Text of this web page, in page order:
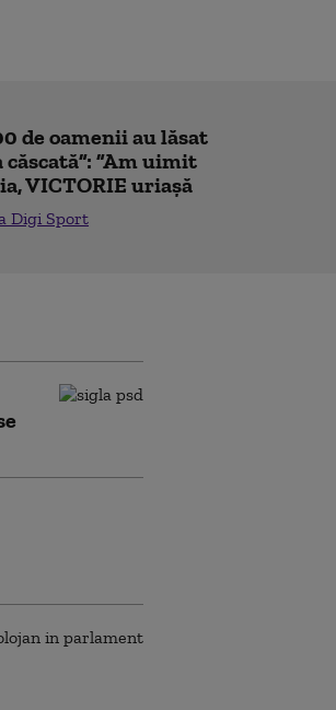
de oamenii au lăsat
căscată”: ”Am uimit
VICTORIE uriașă
Digi Sport